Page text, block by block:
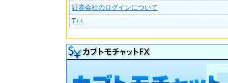
証券会社のログインについて
T++